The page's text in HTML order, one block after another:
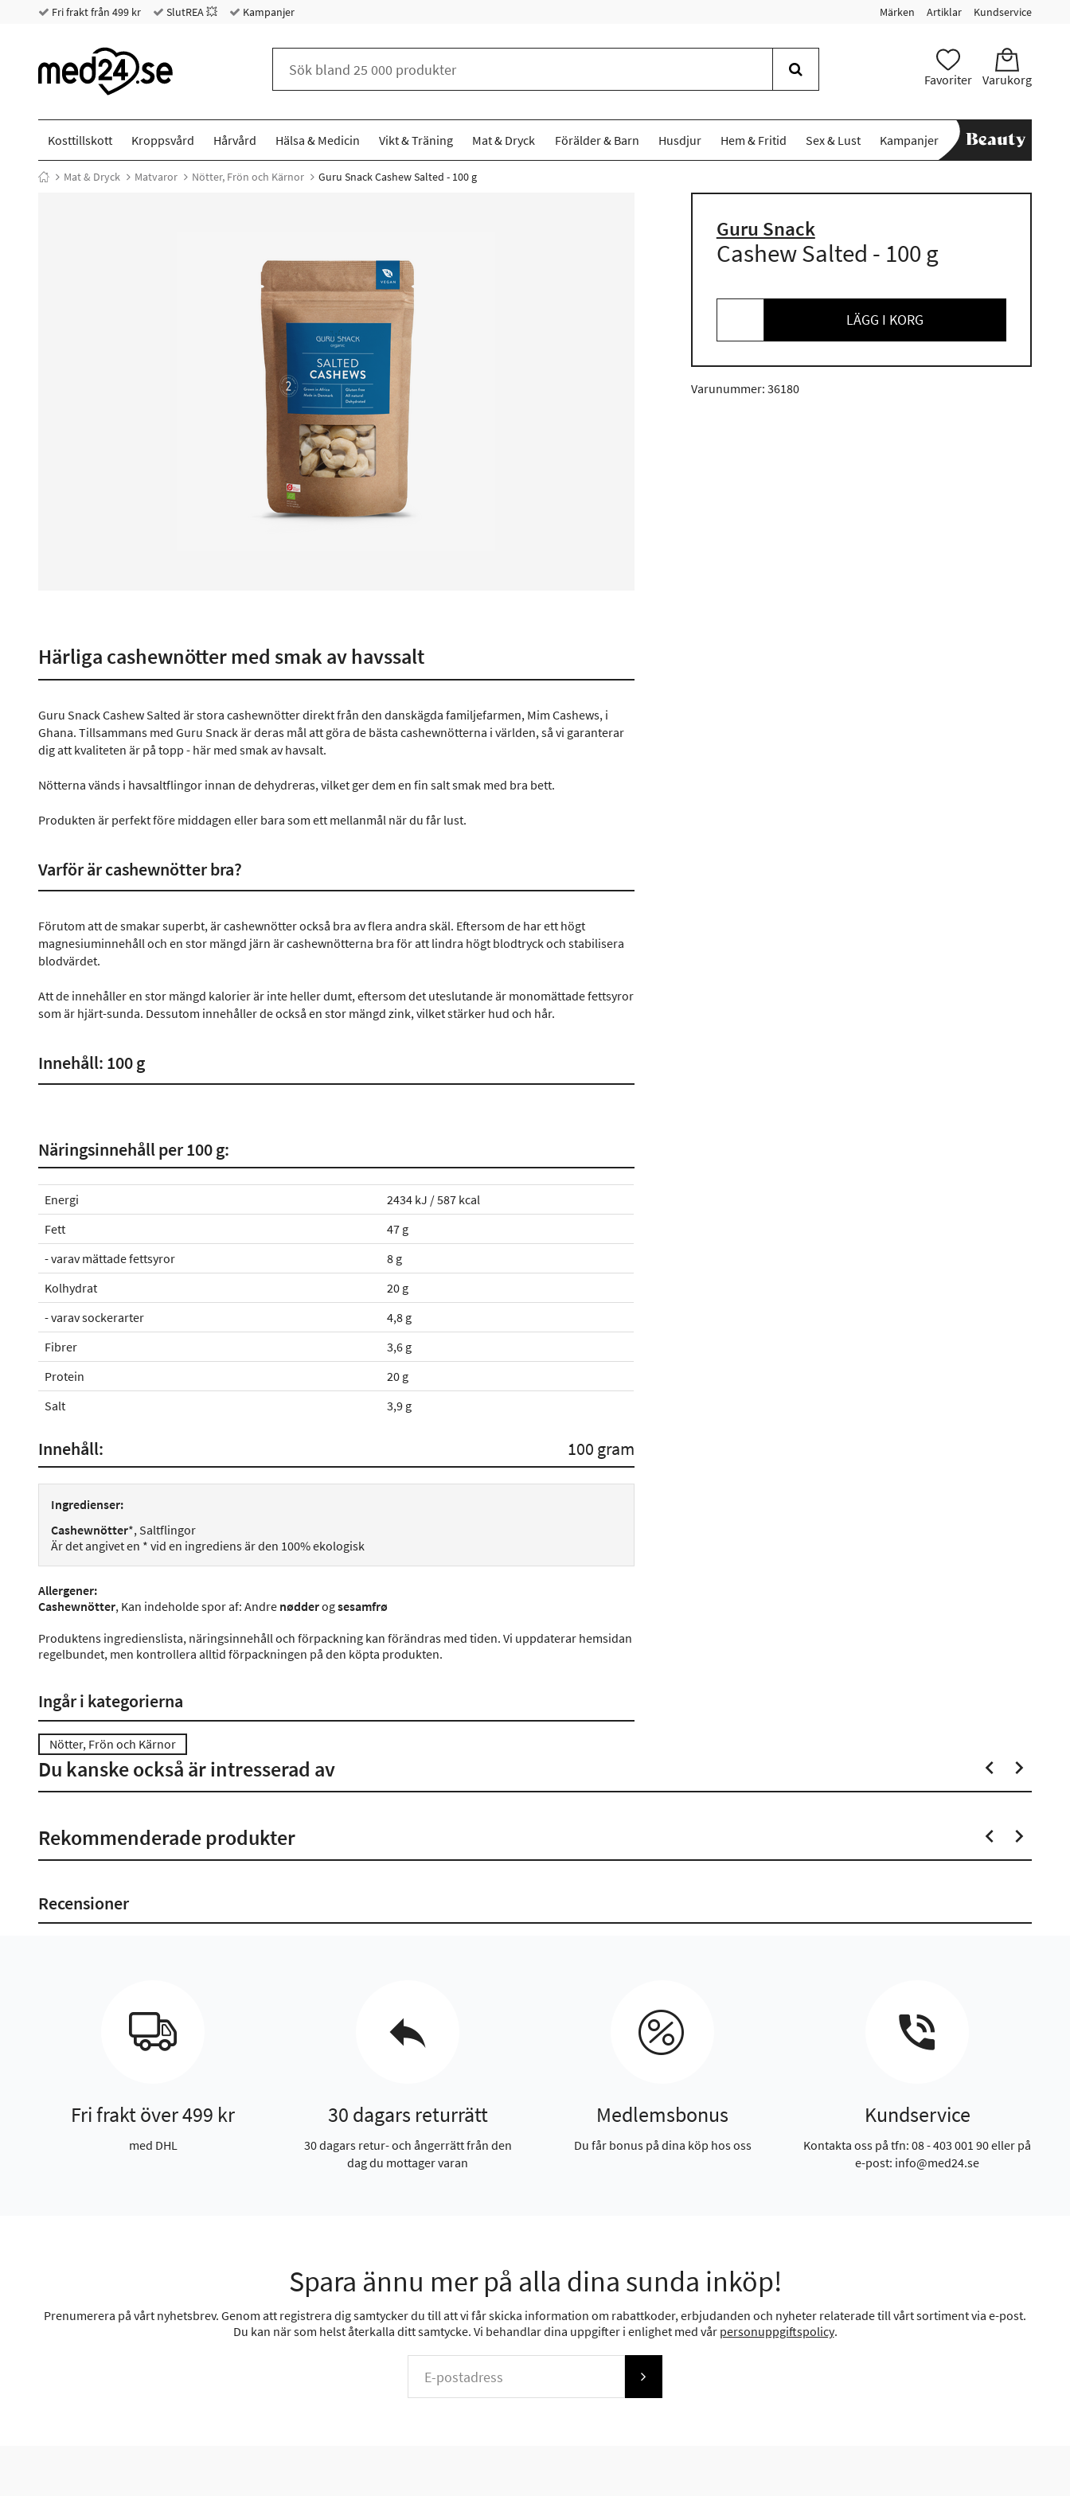
Fri frakt från 499 kr SlutREA 💥 Kampanjer Märken Artiklar Kundservice
Favoriter Varukorg
Kosttillskott Kroppsvård Hårvård Hälsa & Medicin Vikt & Träning Mat & Dryck Förälder & Barn Husdjur Hem & Fritid Sex & Lust Kampanjer
Mat & Dryck Matvaror Nötter, Frön och Kärnor Guru Snack Cashew Salted - 100 g
Guru Snack
Cashew Salted - 100 g
LÄGG I KORG
Varunummer: 36180
Härliga cashewnötter med smak av havssalt
Guru Snack Cashew Salted är stora cashewnötter direkt från den danskägda familjefarmen, Mim Cashews, i
Ghana. Tillsammans med Guru Snack är deras mål att göra de bästa cashewnötterna i världen, så vi garanterar
dig att kvaliteten är på topp - här med smak av havsalt.
Nötterna vänds i havsaltflingor innan de dehydreras, vilket ger dem en fin salt smak med bra bett.
Produkten är perfekt före middagen eller bara som ett mellanmål när du får lust.
Varför är cashewnötter bra?
Förutom att de smakar superbt, är cashewnötter också bra av flera andra skäl. Eftersom de har ett högt
magnesiuminnehåll och en stor mängd järn är cashewnötterna bra för att lindra högt blodtryck och stabilisera
blodvärdet.
Att de innehåller en stor mängd kalorier är inte heller dumt, eftersom det uteslutande är monomättade fettsyror
som är hjärt-sunda. Dessutom innehåller de också en stor mängd zink, vilket stärker hud och hår.
Innehåll: 100 g
Näringsinnehåll per 100 g:
Energi
2434 kJ / 587 kcal
Fett
47 g
- varav mättade fettsyror
8 g
Kolhydrat
20 g
- varav sockerarter
4,8 g
Fibrer
3,6 g
Protein
20 g
Salt
3,9 g
Innehåll: 100 gram
Ingredienser:
Cashewnötter*, Saltflingor
Är det angivet en * vid en ingrediens är den 100% ekologisk
Allergener:
Cashewnötter, Kan indeholde spor af: Andre nødderogsesamfrø
Produktens ingredienslista, näringsinnehåll och förpackning kan förändras med tiden. Vi uppdaterar hemsidan
regelbundet, men kontrollera alltid förpackningen på den köpta produkten.
Ingår i kategorierna
Nötter, Frön och Kärnor
Du kanske också är intresserad av
Rekommenderade produkter
Recensioner
Fri frakt över 499 kr
med DHL
30 dagars returrätt
30 dagars retur- och ångerrätt från den
dag du mottager varan
Medlemsbonus
Du får bonus på dina köp hos oss
Kundservice
Kontakta oss på tfn: 08 - 403 001 90 eller på
e-post: info@med24.se
Spara ännu mer på alla dina sunda inköp!
Prenumerera på vårt nyhetsbrev. Genom att registrera dig samtycker du till att vi får skicka information om rabattkoder, erbjudanden och nyheter relaterade till vårt sortiment via e-post.
Du kan när som helst återkalla ditt samtycke. Vi behandlar dina uppgifter i enlighet med vår personuppgiftspolicy.